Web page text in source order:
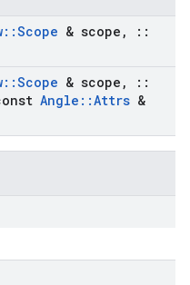
::Scope & scope ,
::
::Scope & scope ,
::
Angle ::Attrs &